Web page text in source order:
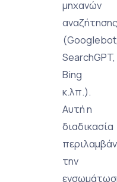
μηχανών
αναζήτησης
SearchGPT,
Bing
κ.λπ.).
Αυτή η
διαδικασία
την